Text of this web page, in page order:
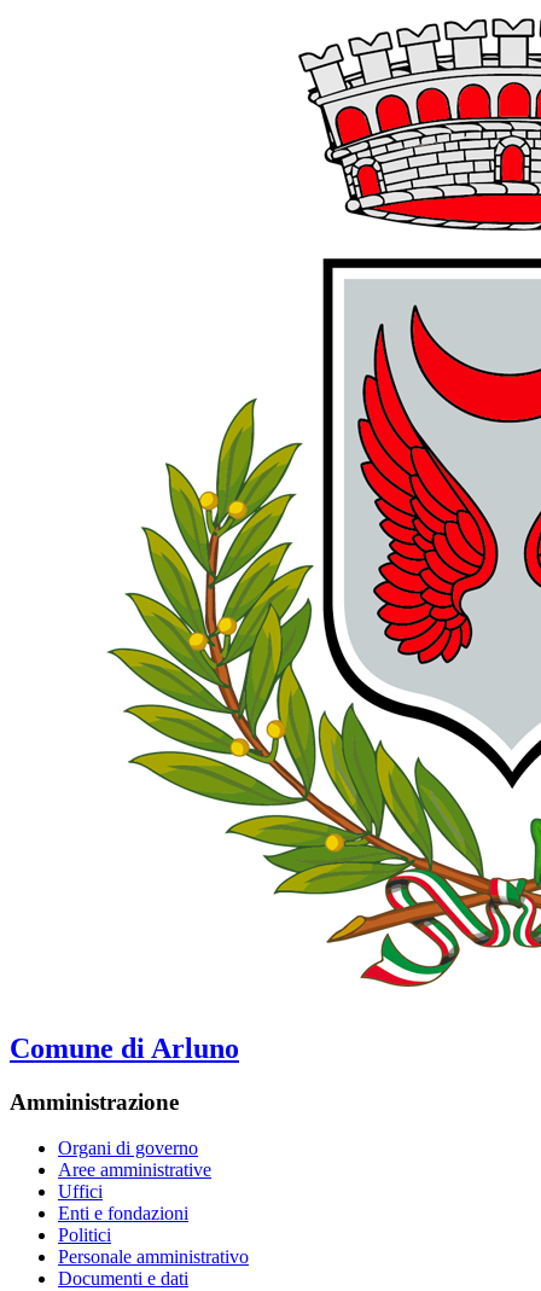
Comune di Arluno
Amministrazione
Organi di governo
Aree amministrative
Uffici
Enti e fondazioni
Politici
Personale amministrativo
Documenti e dati